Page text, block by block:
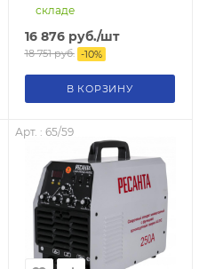
складе
16 876руб./шт
18 751руб. -10%
В КОРЗИНУ
Арт. : 65/59